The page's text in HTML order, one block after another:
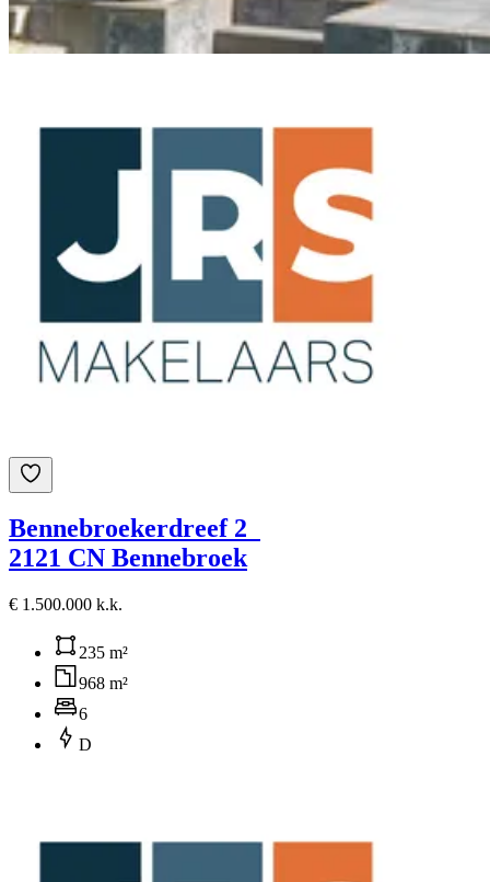
Bennebroekerdreef 2
2121 CN Bennebroek
€ 1.500.000 k.k.
235 m²
968 m²
6
D